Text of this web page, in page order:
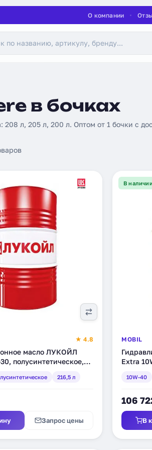
О компании
в бочках
208 л, 205 л, 200 л. Оптом от 1 бочки с
★ 4.8
масло ЛУКОЙЛ
полусинтетическое,
216,5 л
Запрос цены
В наличии
MOBIL
Extra
10W-40
106
В